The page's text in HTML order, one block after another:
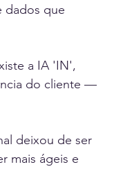
dados que
a IA 'IN',
do cliente —
deixou de ser
mais ágeis e